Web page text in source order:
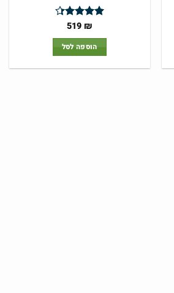
דורג 4.33
המחיר
היה:
699 ₪.
519 ₪ המחיר
הוא:
519 ₪.הוספה לסל